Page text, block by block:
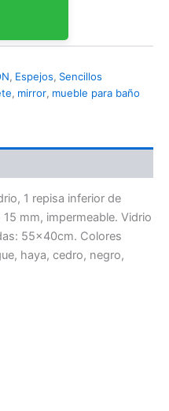
, Espejos, Sencillos
, mirror, mueble para baño
1 repisa inferior de
mm, impermeable. Vidrio
55x40cm. Colores
haya, cedro, negro,